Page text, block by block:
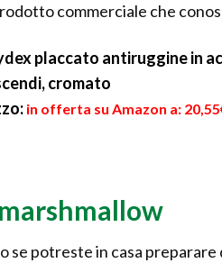
commerciale che
placcato antiruggine in
cromato
in offerta su Amazon a:
se potreste in casa